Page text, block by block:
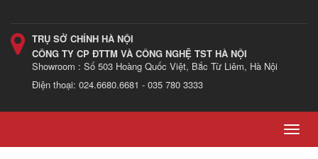
TRỤ SỞ CHÍNH HÀ NỘI
CÔNG TY CP ĐTTM VÀ CÔNG NGHỆ TST HÀ NỘI
Showroom : Số 503 Hoàng Quốc Việt, Bắc Từ Liêm, Hà Nội
Điện thoại: 024.6680.6681 - 035 780 3333